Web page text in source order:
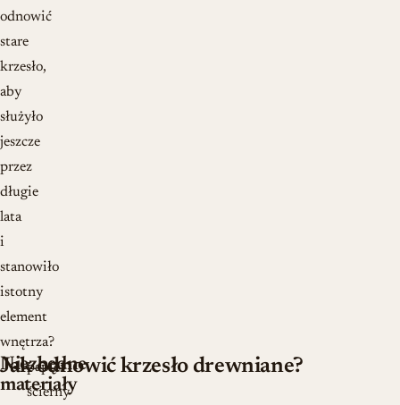
odnowić
stare
krzesło,
aby
służyło
jeszcze
przez
długie
lata
i
stanowiło
istotny
element
wnętrza?
Niezbędne
materiały
papier
ścierny
Jak odnowić krzesło drewniane?